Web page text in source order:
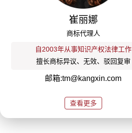
崔丽娜
商标代理人
自2003年从事知识产权法律工作
擅长商标异议、无效、驳回复审
邮箱:tm@kangxin.com
查看更多